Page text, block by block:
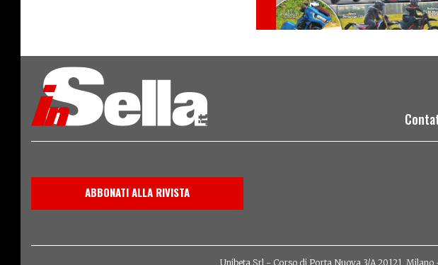
ABBONATI ALLA RIVISTA
Unibeta Srl - Corso di Porta Nuova 3/A 20121,